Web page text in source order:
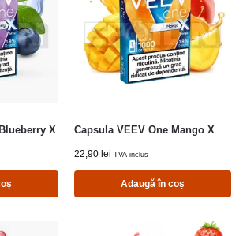
X Capsula VEEV One Mango X
22,90 lei TVA inclus
Adaugă în coș